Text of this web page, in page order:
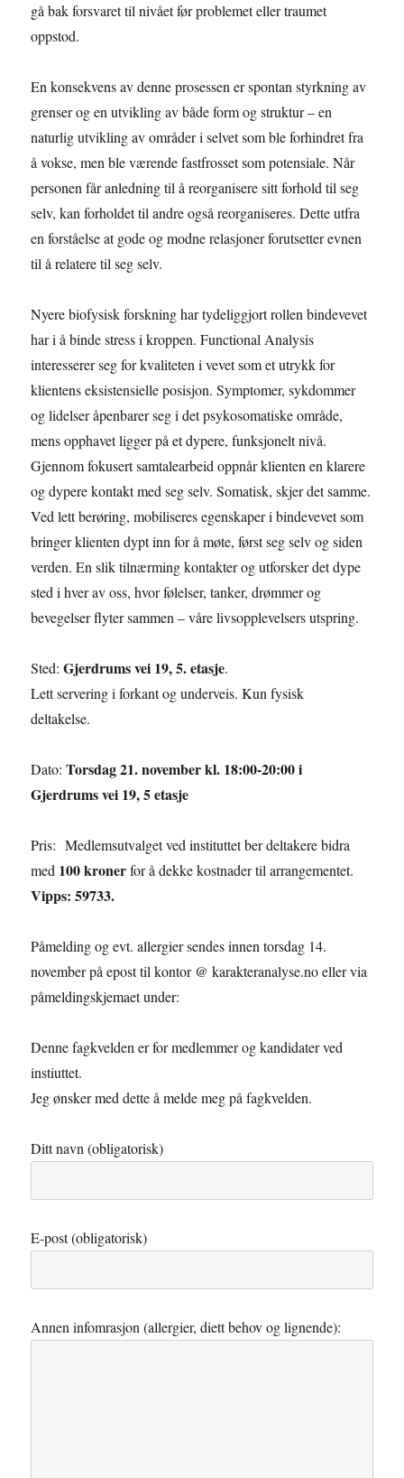
gå bak forsvaret til nivået før problemet eller traumet
oppstod.
En konsekvens av denne prosessen er spontan styrkning av
grenser og en utvikling av både form og struktur – en
naturlig utvikling av områder i selvet som ble forhindret fra
å vokse, men ble værende fastfrosset som potensiale. Når
personen får anledning til å reorganisere sitt forhold til seg
selv, kan forholdet til andre også reorganiseres. Dette utfra
en forståelse at gode og modne relasjoner forutsetter evnen
til å relatere til seg selv.
Nyere biofysisk forskning har tydeliggjort rollen bindevevet
har i å binde stress i kroppen. Functional Analysis
interesserer seg for kvaliteten i vevet som et utrykk for
klientens eksistensielle posisjon. Symptomer, sykdommer
og lidelser åpenbarer seg i det psykosomatiske område,
mens opphavet ligger på et dypere, funksjonelt nivå.
Gjennom fokusert samtalearbeid oppnår klienten en klarere
og dypere kontakt med seg selv. Somatisk, skjer det samme.
Ved lett berøring, mobiliseres egenskaper i bindevevet som
bringer klienten dypt inn for å møte, først seg selv og siden
verden. En slik tilnærming kontakter og utforsker det dype
sted i hver av oss, hvor følelser, tanker, drømmer og
bevegelser flyter sammen – våre livsopplevelsers utspring.
Sted:Gjerdrums vei 19, 5. etasje.
Lett servering i forkant og underveis. Kun fysisk
deltakelse.
Dato:Torsdag 21. november kl. 18:00-20:00 i
Gjerdrums vei 19, 5 etasje
Pris: Medlemsutvalget ved instituttet ber deltakere bidra
med 100 kronerfor å dekke kostnader til arrangementet.
Vipps: 59733.
Påmelding og evt. allergier sendes innen torsdag 14.
november på epost til kontor @ karakteranalyse.no eller via
påmeldingskjemaet under:
Denne fagkvelden er for medlemmer og kandidater ved
instiuttet.
Jeg ønsker med dette å melde meg på fagkvelden.
Ditt navn (obligatorisk)
E-post (obligatorisk)
Annen infomrasjon (allergier, diett behov og lignende):